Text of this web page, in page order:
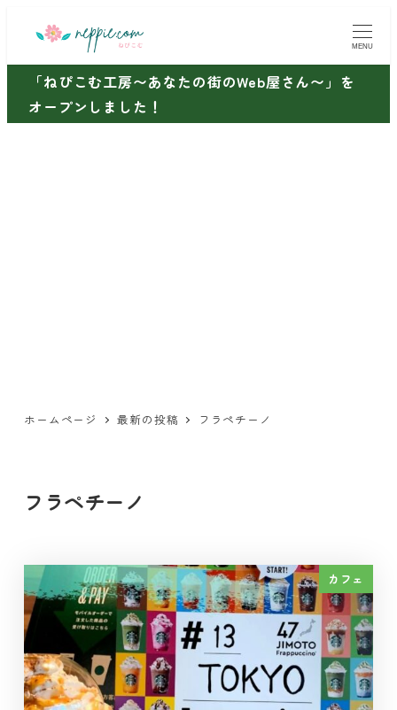
ン
ン
MENU
「ねぴこむ工房〜あなたの街のWeb屋さん〜」を
オープンしました！
ホームページ 最新の投稿 フラペチーノ
フラペチーノ
カフェ